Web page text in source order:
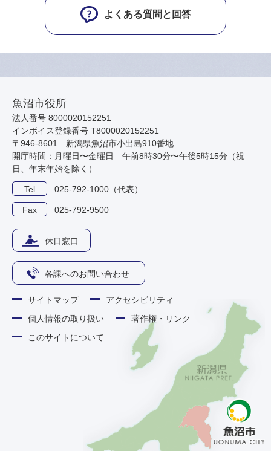
よくある質問と回答
魚沼市役所
法人番号 8000020152251
インボイス登録番号 T8000020152251
〒946-8601 新潟県魚沼市小出島910番地
開庁時間：月曜日〜金曜日 午前8時30分〜午後5時15分（祝
日、年末年始を除く）
Tel 025-792-1000（代表）
Fax 025-792-9500
休日窓口
各課へのお問い合わせ
サイトマップ
アクセシビリティ
個人情報の取り扱い
著作権・リンク
このサイトについて